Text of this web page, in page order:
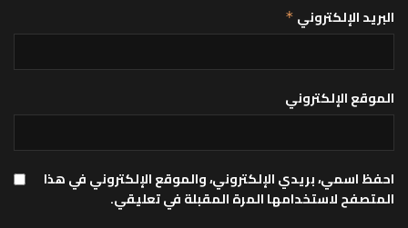
البريد الإلكتروني *
الموقع الإلكتروني
احفظ اسمي، بريدي الإلكتروني، والموقع الإلكتروني في هذا
المتصفح لاستخدامها المرة المقبلة في تعليقي.